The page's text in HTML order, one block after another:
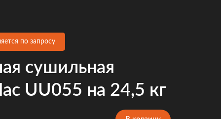
по запросу
сушильная
UU055 на 24,5 кг